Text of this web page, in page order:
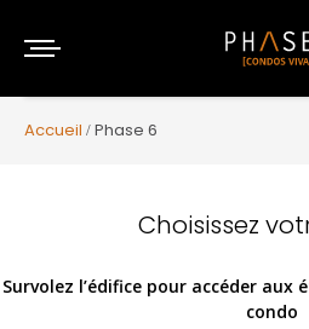
Accueil Phase 6
Choisissez
Survolez l’édifice pour accéder aux
condo